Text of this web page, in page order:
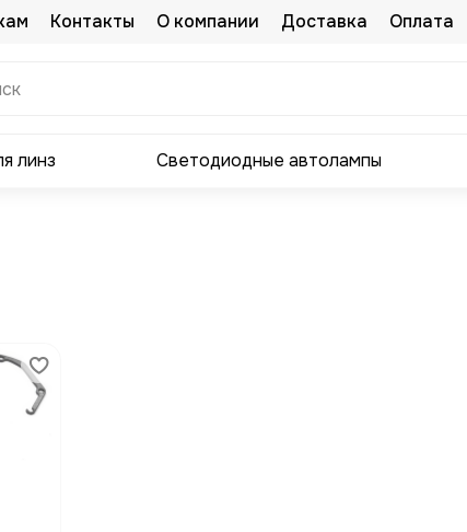
Контакты О компании Доставка Оплата
линз Светодиодные автолампы